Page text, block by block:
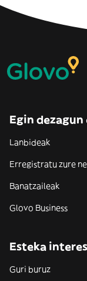
Egin
Lanbideak
Erregistratu zure
Banatzaileak
Glovo Business
Esteka
Guri buruz